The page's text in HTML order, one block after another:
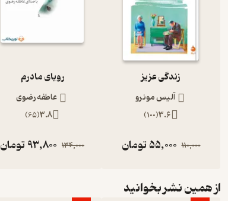
زندگی عزیز
آلیس مونرو
3.6
(
100
)
110,000
55,000تومان
رویای مادرم
عاطفه رضوی
3.8
(
65
)
134,000
93,800تومان
از همین نشر بخوانید